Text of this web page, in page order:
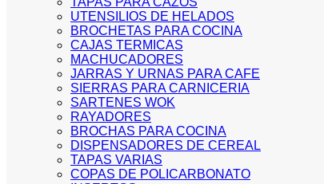
UTENSILIOS DE HELADOS
BROCHETAS PARA COCINA
CAJAS TERMICAS
MACHUCADORES
JARRAS Y URNAS PARA CAFE
SIERRAS PARA CARNICERIA
SARTENES WOK
RAYADORES
BROCHAS PARA COCINA
DISPENSADORES DE CEREAL
TAPAS VARIAS
COPAS DE POLICARBONATO